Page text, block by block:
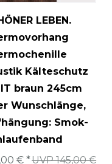
LEBEN.
Kälteschutz
braun 245cm
Wunschlänge,
Smok-
UVP 145,00 €
€ *